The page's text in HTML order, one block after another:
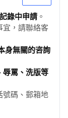
錄中申請 。
宜，請聯絡客
身無關的咨詢
辱罵、洗版等
號碼、郵箱地